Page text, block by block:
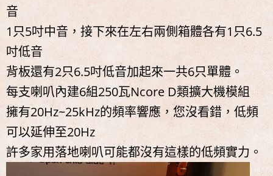
音
1只5吋中音，接下來在左右兩側箱體各有1只6.5
吋低音
背板還有2只6.5吋低音加起來一共6只單體。
每支喇叭內建6組250瓦Ncore D類擴大機模組
擁有20Hz~25kHz的頻率響應，您沒看錯，低頻
可以延伸至20Hz
許多家用落地喇叭可能都沒有這樣的低頻實力。